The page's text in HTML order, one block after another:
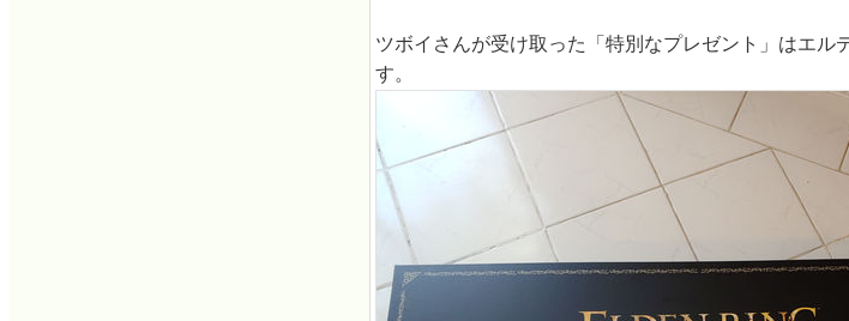
ツボイさんが受け取った「特別なプレゼント」はエル
す。